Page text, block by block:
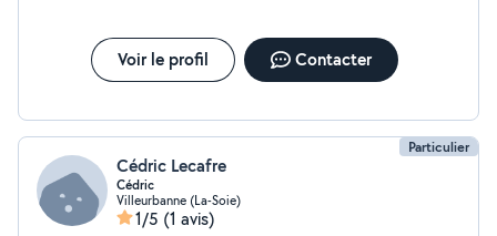
Voir le profil Contacter
Particulier
Cédric Lecafre
Cédric
Villeurbanne (La-Soie)
1/5 (1 avis)